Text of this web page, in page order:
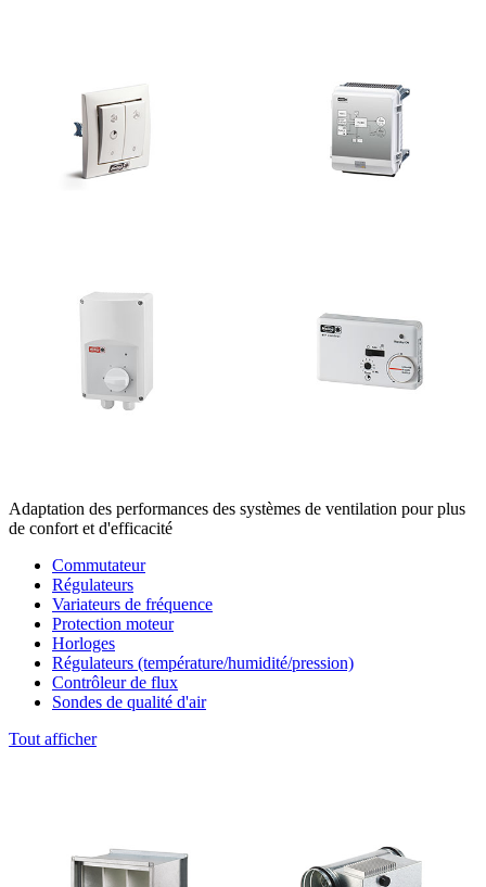
Adaptation des performances des systèmes de ventilation pour plus
de confort et d'efficacité
Commutateur
Régulateurs
Variateurs de fréquence
Protection moteur
Horloges
Régulateurs (température/humidité/pression)
Contrôleur de flux
Sondes de qualité d'air
Tout afficher